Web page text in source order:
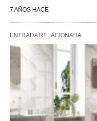
7 AÑOS HACE
ENTRADA RELACIONADA